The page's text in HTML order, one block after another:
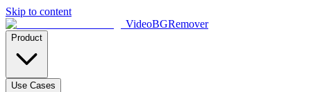
Skip to content
VideoBGRemover
Product
Use Cases